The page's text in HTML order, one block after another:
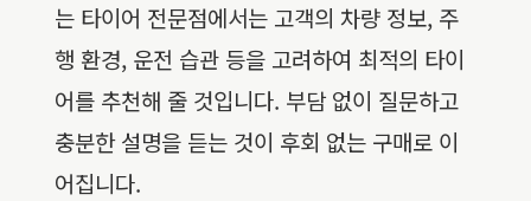
는 타이어 전문점에서는 고객의 차량 정보, 주
행 환경, 운전 습관 등을 고려하여 최적의 타이
어를 추천해 줄 것입니다. 부담 없이 질문하고
충분한 설명을 듣는 것이 후회 없는 구매로 이
어집니다.